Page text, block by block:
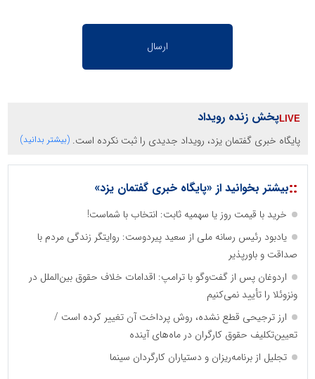
پخش زنده رویداد
پایگاه خبری گفتمان یزد، رویداد جدیدی را ثبت نکرده است. (بیشتر بدانید)
::بیشتر بخوانید از «پایگاه خبری گفتمان یزد»
خرید با قیمت روز یا سهمیه ثابت: انتخاب با شماست!
یادبود رئیس رسانه ملی از سعید پیردوست: روایتگر زندگی مردم با
صداقت و باورپذیر
اردوغان پس از گفت‌وگو با ترامپ: اقدامات خلاف حقوق بین‌الملل در
ونزوئلا را تأیید نمی‌کنیم
ارز ترجیحی قطع نشده، روش پرداخت آن تغییر کرده است /
تعیین‌تکلیف حقوق کارگران در ماه‌های آینده
تجلیل از برنامه‌ریزان و دستیاران کارگردان سینما